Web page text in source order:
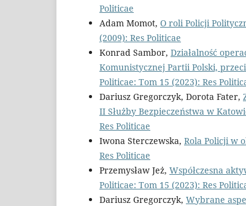
Politicae
Adam Momot, O roli Policji
(2009): Res Politicae
Konrad Sambor, Działalność
Komunistycznej Partii Polski,
Politicae: Tom 15 (2023): Res
Dariusz Gregorczyk, Dorota Fater,
II Służby Bezpieczeństwa w
Res Politicae
Iwona Sterczewska, Rola Policji w
Res Politicae
Przemysław Jeż, Współczesna
Politicae: Tom 15 (2023): Res
Dariusz Gregorczyk, Wybrane